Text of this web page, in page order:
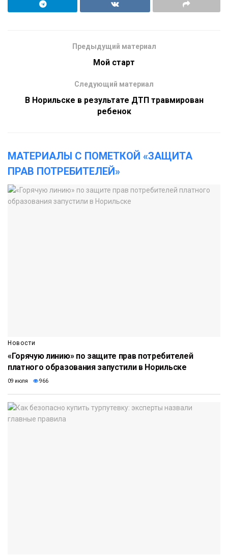
Предыдущий материал
Мой старт
Следующий материал
В Норильске в результате ДТП травмирован
ребенок
МАТЕРИАЛЫ С ПОМЕТКОЙ «ЗАЩИТА
ПРАВ ПОТРЕБИТЕЛЕЙ»
Новости
«Горячую линию» по защите прав потребителей
платного образования запустили в Норильске
09 июля 966